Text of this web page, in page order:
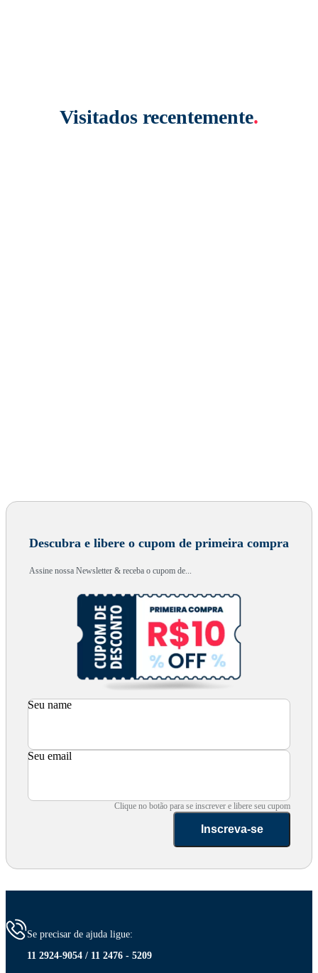
Visitados recentemente.
Descubra e libere o cupom de primeira compra
Assine nossa Newsletter & receba o cupom de...
Seu name
Seu email
Clique no botão para se inscrever e libere seu cupom
Inscreva-se
Se precisar de ajuda ligue:
11 2924-9054 / 11 2476 - 5209